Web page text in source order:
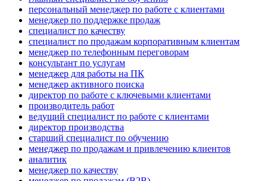
персональный менеджер по работе с клиентами
менеджер по поддержке продаж
специалист по качеству
специалист по продажам корпоративным клиентам
менеджер по телефонным переговорам
консультант по услугам
менеджер для работы на ПК
менеджер активного поиска
директор по работе с ключевыми клиентами
производитель работ
ведущий специалист по работе с клиентами
директор производства
старший специалист по обучению
менеджер по продажам и привлечению клиентов
аналитик
менеджер по качеству